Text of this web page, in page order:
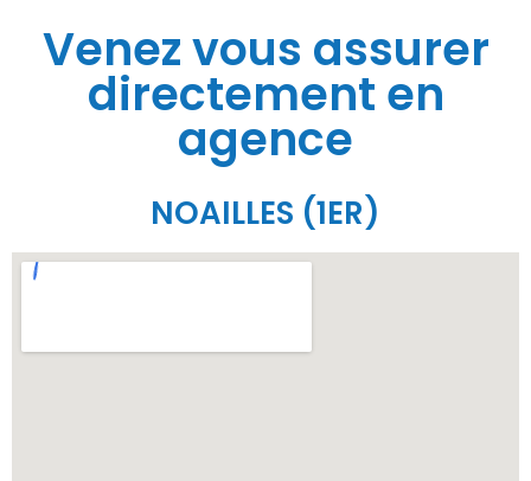
Venez vous assurer
directement en
agence
NOAILLES (1ER)